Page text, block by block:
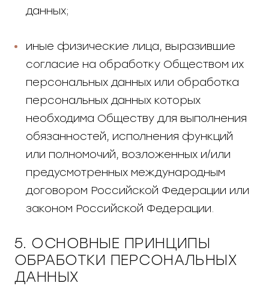
данных;
иные физические лица, выразившие
согласие на обработку Обществом их
персональных данных или обработка
персональных данных которых
необходима Обществу для выполнения
обязанностей, исполнения функций
или полномочий, возложенных и/или
предусмотренных международным
договором Российской Федерации или
законом Российской Федерации.
5. ОСНОВНЫЕ ПРИНЦИПЫ
ОБРАБОТКИ ПЕРСОНАЛЬНЫХ
ДАННЫХ